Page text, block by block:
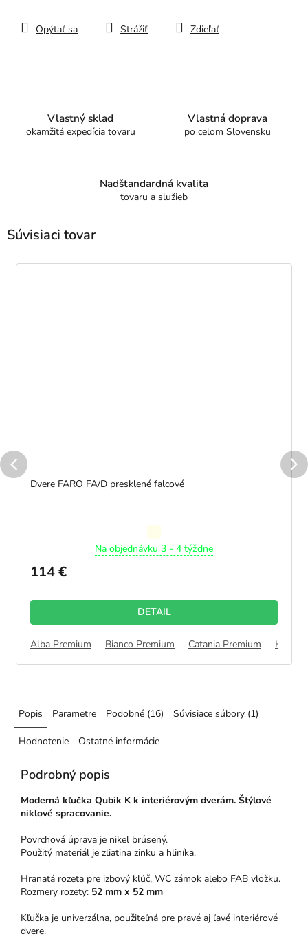
Opýtať sa Strážiť Zdieľať
Vlastný sklad
okamžitá expedícia tovaru
Vlastná doprava
po celom Slovensku
Nadštandardná kvalita
tovaru a služieb
Súvisiaci tovar
Premium Catania Premium Halifax Premium Lemon Premium
Dvere FARO FA/D presklené falcové
hodnotenie
z
5
hviezdičiek.
Na objednávku 3 - 4 týždne
114 €
DETAIL
Alba Premium Bianco Premium Catania Premium Halifax
Popis Parametre Podobné (16) Súvisiace súbory (1)
Hodnotenie Ostatné informácie
Podrobný popis
Moderná kľučka Qubik K k interiérovým dverám. Štýlové
niklové spracovanie.
Povrchová úprava je nikel brúsený.
Použitý materiál je zliatina zinku a hliníka.
Hranatá rozeta pre izbový kľúč, WC zámok alebo FAB vložku.
Rozmery rozety: 52 mm x 52 mm
Kľučka je univerzálna, použiteľná pre pravé aj ľavé interiérové
dvere.